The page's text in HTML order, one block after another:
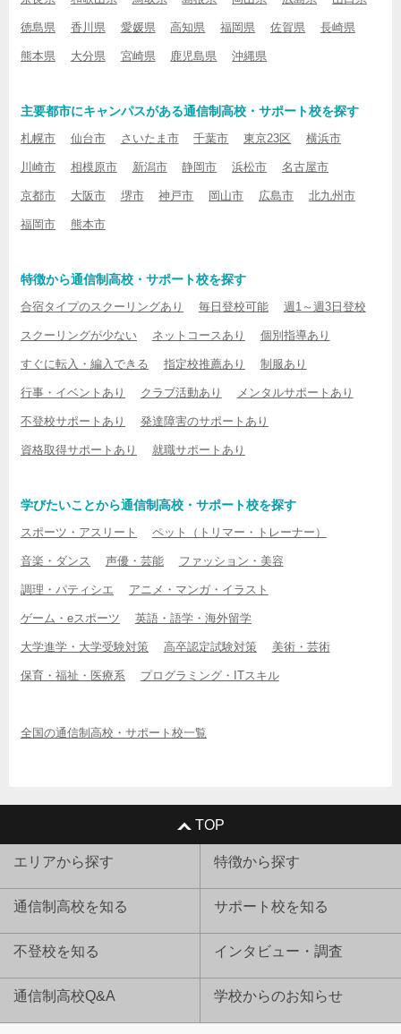
徳島県 香川県 愛媛県 高知県 福岡県 佐賀県 長崎県
熊本県 大分県 宮崎県 鹿児島県 沖縄県
主要都市にキャンパスがある通信制高校・サポート校を探す
札幌市 仙台市 さいたま市 千葉市 東京23区 横浜市
川崎市 相模原市 新潟市 静岡市 浜松市 名古屋市
京都市 大阪市 堺市 神戸市 岡山市 広島市 北九州市
福岡市 熊本市
特徴から通信制高校・サポート校を探す
合宿タイプのスクーリングあり 毎日登校可能 週1～週3日登校
スクーリングが少ない ネットコースあり 個別指導あり
すぐに転入・編入できる 指定校推薦あり 制服あり
行事・イベントあり クラブ活動あり メンタルサポートあり
不登校サポートあり 発達障害のサポートあり
資格取得サポートあり 就職サポートあり
学びたいことから通信制高校・サポート校を探す
スポーツ・アスリート ペット（トリマー・トレーナー）
音楽・ダンス 声優・芸能 ファッション・美容
調理・パティシエ アニメ・マンガ・イラスト
ゲーム・eスポーツ 英語・語学・海外留学
大学進学・大学受験対策 高卒認定試験対策 美術・芸術
保育・福祉・医療系 プログラミング・ITスキル
全国の通信制高校・サポート校一覧
TOP
エリアから探す 特徴から探す
通信制高校を知る サポート校を知る
不登校を知る インタビュー・調査
通信制高校Q&A 学校からのお知らせ